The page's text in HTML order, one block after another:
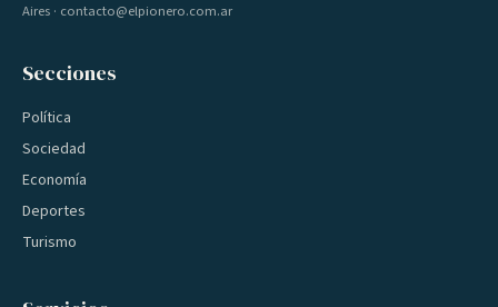
Aires · contacto@elpionero.com.ar
Secciones
Política
Sociedad
Economía
Deportes
Turismo